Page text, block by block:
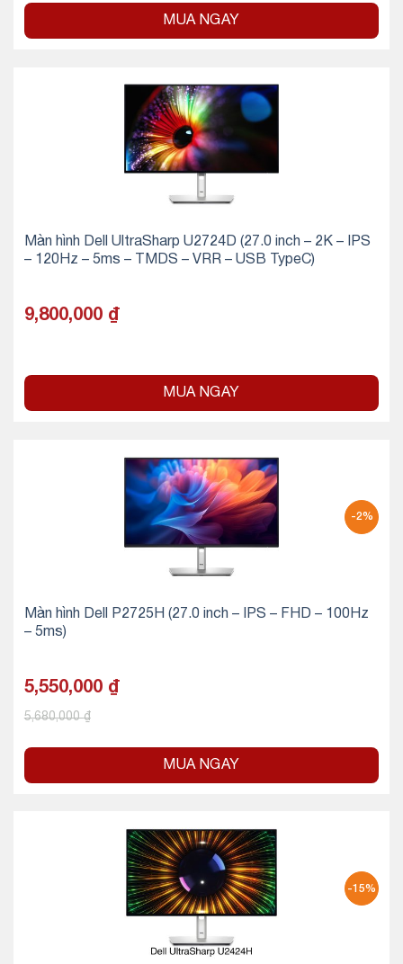
MUA NGAY
Màn hình Dell UltraSharp U2724D (27.0 inch – 2K – IPS
– 120Hz – 5ms – TMDS – VRR – USB TypeC)
9,800,000 ₫
MUA NGAY
-2%
Màn hình Dell P2725H (27.0 inch – IPS – FHD – 100Hz
– 5ms)
5,550,000 ₫
5,680,000₫
MUA NGAY
-15%